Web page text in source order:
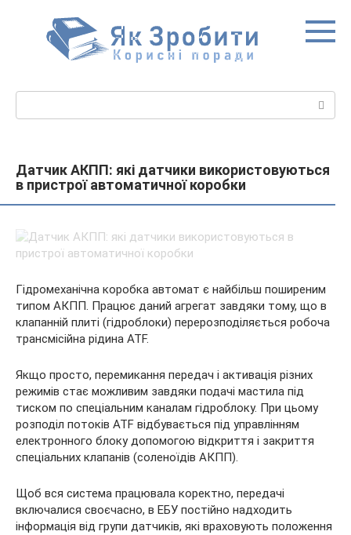
Датчик АКПП: які датчики використовуються
в пристрої автоматичної коробки
Гідромеханічна коробка автомат є найбільш поширеним
типом АКПП. Працює даний агрегат завдяки тому, що в
клапанній плиті (гідроблоки) перерозподіляється робоча
трансмісійна рідина ATF.
Якщо просто, перемикання передач і активація різних
режимів стає можливим завдяки подачі мастила під
тиском по спеціальним каналам гідроблоку. При цьому
розподіл потоків ATF відбувається під управлінням
електронного блоку допомогою відкриття і закриття
спеціальних клапанів (соленоїдів АКПП).
Щоб вся система працювала коректно, передачі
включалися своєчасно, в ЕБУ постійно надходить
інформація від групи датчиків, які враховують положення